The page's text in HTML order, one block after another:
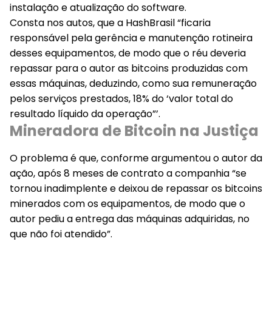
instalação e atualização do software.
Consta nos autos, que a HashBrasil “ficaria
responsável pela gerência e manutenção rotineira
desses equipamentos, de modo que o réu deveria
repassar para o autor as bitcoins produzidas com
essas máquinas, deduzindo, como sua remuneração
pelos serviços prestados, 18% do ‘valor total do
resultado líquido da operação”’.
Mineradora de Bitcoin na Justiça
O problema é que, conforme argumentou o autor da
ação, após 8 meses de contrato a companhia “se
tornou inadimplente e deixou de repassar os bitcoins
minerados com os equipamentos, de modo que o
autor pediu a entrega das máquinas adquiridas, no
que não foi atendido”.